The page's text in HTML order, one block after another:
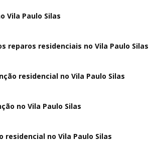
Vila Paulo Silas
reparos residenciais no Vila Paulo Silas
residencial no Vila Paulo Silas
no Vila Paulo Silas
residencial no Vila Paulo Silas